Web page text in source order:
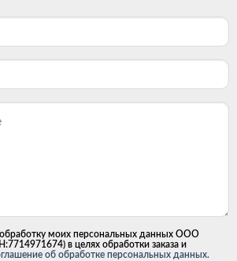
моих персональных данных ООО
в целях обработки заказа и
об обработке персональных данных.